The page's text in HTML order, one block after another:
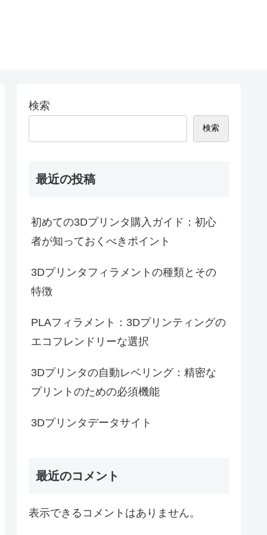
検索
検索
最近の投稿
初めての3Dプリンタ購入ガイド：初心
者が知っておくべきポイント
3Dプリンタフィラメントの種類とその
特徴
PLAフィラメント：3Dプリンティングの
エコフレンドリーな選択
3Dプリンタの自動レベリング：精密な
プリントのための必須機能
3Dプリンタデータサイト
最近のコメント
表示できるコメントはありません。